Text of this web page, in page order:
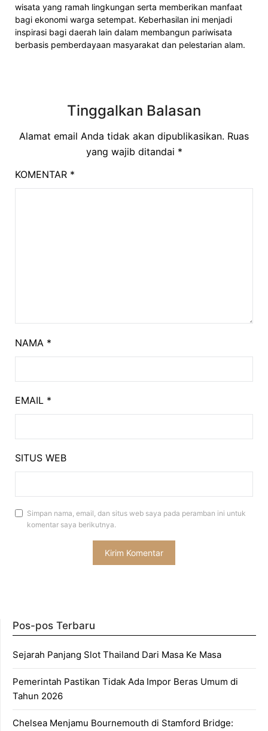
wisata yang ramah lingkungan serta memberikan manfaat
bagi ekonomi warga setempat. Keberhasilan ini menjadi
inspirasi bagi daerah lain dalam membangun pariwisata
berbasis pemberdayaan masyarakat dan pelestarian alam.
Tinggalkan Balasan
Alamat email Anda tidak akan dipublikasikan. Ruas
yang wajib ditandai *
KOMENTAR *
NAMA *
EMAIL *
SITUS WEB
Simpan nama, email, dan situs web saya pada peramban ini untuk
komentar saya berikutnya.
Pos-pos Terbaru
Sejarah Panjang Slot Thailand Dari Masa Ke Masa
Pemerintah Pastikan Tidak Ada Impor Beras Umum di
Tahun 2026
Chelsea Menjamu Bournemouth di Stamford Bridge: